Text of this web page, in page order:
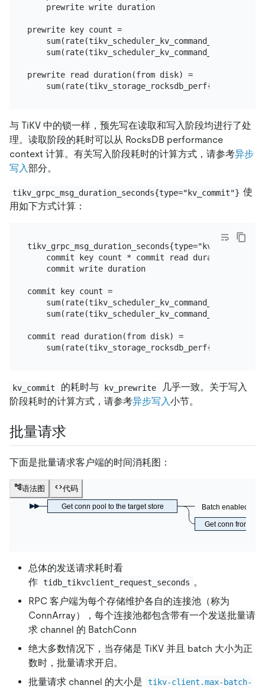
    prewrite write duration
prewrite key count =
prewrite read duration(from disk) =
与 TiKV 中的锁一样，预先写在读取和写入阶段均进行了处
理。读取阶段的耗时可以从 RocksDB performance
context 计算。有关写入阶段耗时的计算方式，请参考异步
写入部分。
tikv_grpc_msg_duration_seconds{type="kv_commit"} 使
用如下方式计算：
tikv_grpc_msg_duration_seconds{type="kv_commit"} =
    commit key count * commit read duration +
    commit write duration
commit key count =
commit read duration(from disk) =
kv_commit 的耗时与 kv_prewrite
几乎一致。关于写入
阶段耗时的计算方式，请参考异步写入小节。
批量请求
下面是批量请求客户端的时间消耗图：
语法图 代码
Get conn pool to the target store Batch enabled
Get conn from pool
总体的发送请求耗时看
作 tidb_tikvclient_request_seconds 。
RPC 客户端为每个存储维护各自的连接池（称为
ConnArray），每个连接池都包含带有一个发送批量请
求 channel 的 BatchConn
绝大多数情况下，当存储是 TiKV 并且 batch 大小为正
数时，批量请求开启。
批量请求 channel 的大小是
tikv-client.max-batch-